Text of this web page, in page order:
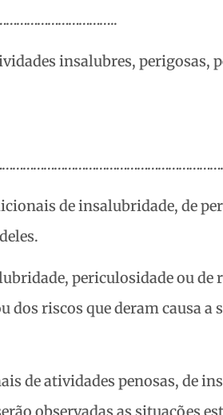
insalubres, perigosas,
de insalubridade, de
periculosidade ou de
riscos que deram causa a
de atividades penosas, de
observadas as situações